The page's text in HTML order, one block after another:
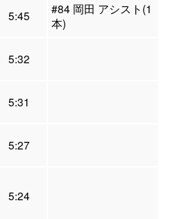
5:45
#84 岡田 アシスト(1
本)
5:32
5:31
5:27
5:24